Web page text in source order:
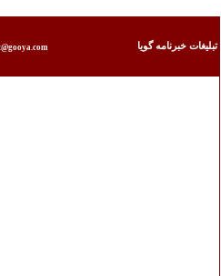
تبليغات خبرنامه گويا